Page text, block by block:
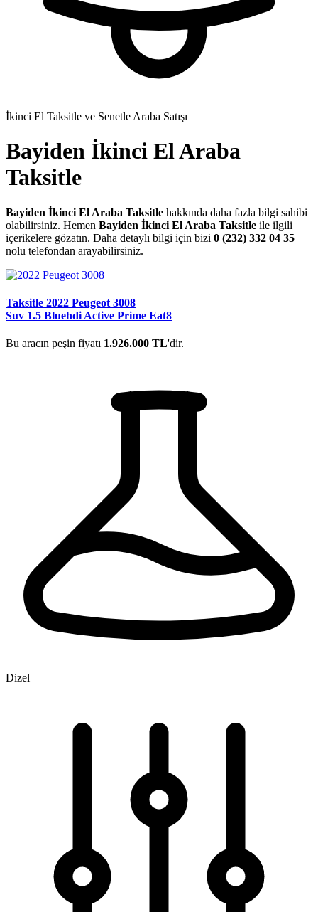
İkinci El Taksitle ve Senetle Araba Satışı
Bayiden İkinci El Araba
Taksitle
Bayiden İkinci El Araba Taksitle hakkında daha fazla bilgi sahibi
olabilirsiniz. Hemen Bayiden İkinci El Araba Taksitle ile ilgili
içerikelere gözatın. Daha detaylı bilgi için bizi 0 (232) 332 04 35
nolu telefondan arayabilirsiniz.
Taksitle 2022 Peugeot 3008
Suv 1.5 Bluehdi Active Prime Eat8
Bu aracın peşin fiyatı 1.926.000 TL'dir.
Dizel